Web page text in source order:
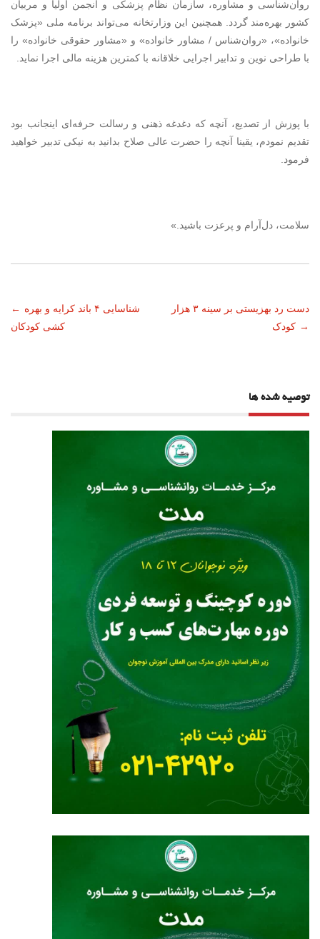
روان‌شناسی و مشاوره، سازمان نظام پزشکی و انجمن اولیا و مربیان
کشور بهره‌مند گردد. همچنین این وزارتخانه می‌تواند برنامه ملی «پزشک
خانواده»، «روان‌شناس / مشاور خانواده» و «مشاور حقوقی خانواده» را
با طراحی نوین و تدابیر اجرایی خلاقانه با کمترین هزینه مالی اجرا نماید.
با پوزش از تصدیع، آنچه که دغدغه ذهنی و رسالت حرفه‌ای اینجانب بود
تقدیم نمودم، یقینا آنچه را حضرت عالی صلاح بدانید به نیکی تدبیر خواهید
فرمود.
سلامت، دل‌آرام و پرعزت باشید.»
ناوبری
نوشته
← شناسایی ۴ باند کرایه و بهره
کشی کودکان
دست رد بهزیستی بر سینه ۳ هزار
کودک →
توصیه شده ها